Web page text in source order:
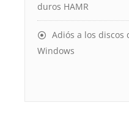
duros HAMR
Adiós a los discos
Windows